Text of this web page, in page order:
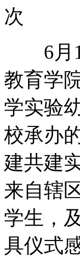
次
6月12
教育学
学实验
校承办
建共建
来自辖
学生，
具仪式